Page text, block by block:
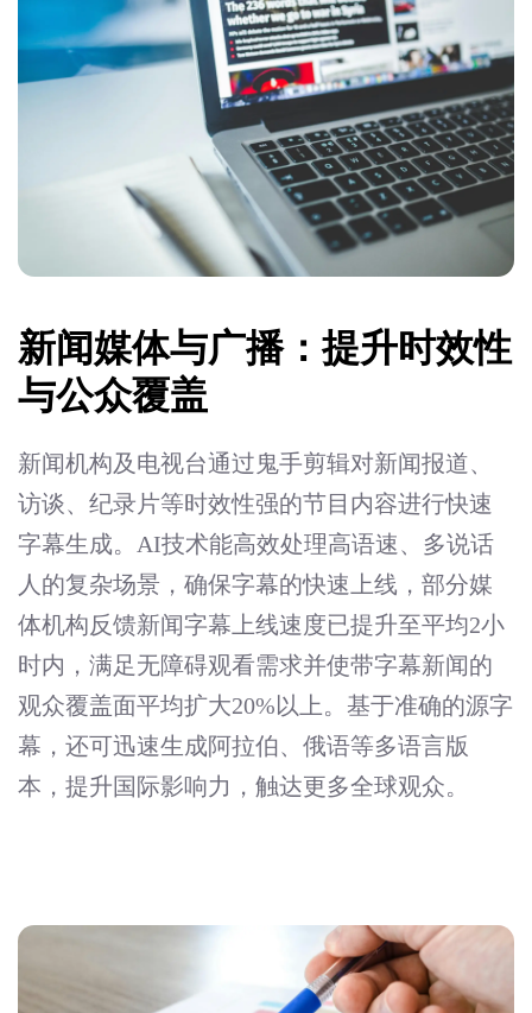
新闻媒体与广播：提升时效性
与公众覆盖
新闻机构及电视台通过鬼手剪辑对新闻报道、
访谈、纪录片等时效性强的节目内容进行快速
字幕生成。AI技术能高效处理高语速、多说话
人的复杂场景，确保字幕的快速上线，部分媒
体机构反馈新闻字幕上线速度已提升至平均2小
时内，满足无障碍观看需求并使带字幕新闻的
观众覆盖面平均扩大20%以上。基于准确的源字
幕，还可迅速生成阿拉伯、俄语等多语言版
本，提升国际影响力，触达更多全球观众。